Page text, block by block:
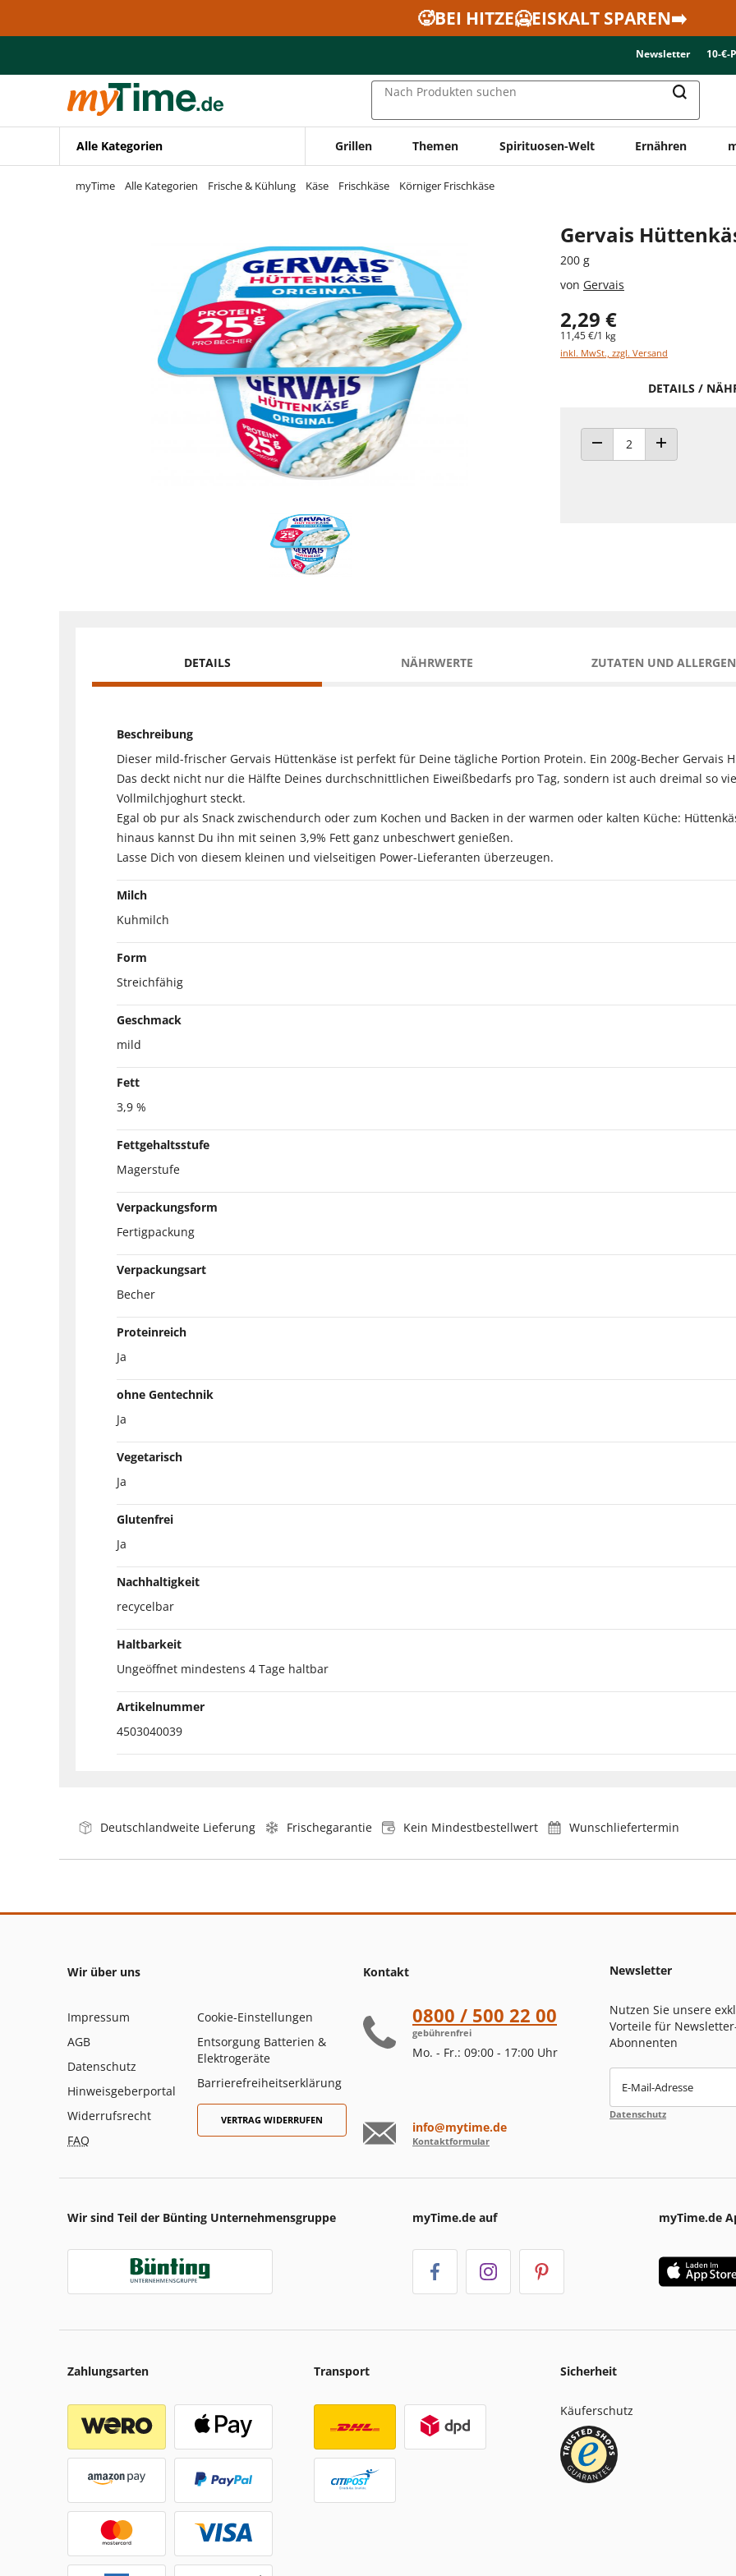
Zur Navigation springen
🥵BEI HITZE🥶EISKALT SPAREN➡️
Newsletter 10-€-
Nach Produkten suchen
Alle Kategorien Grillen Themen Spirituosen-Welt Ernähren
myTime Alle Kategorien Frische & Kühlung Käse Frischkäse Körniger Frischkäse
Gervais
200 g
von Gervais
2,29 €
11,45 €/1 kg
inkl. MwSt., zzgl. Versand
DETAILS /
ANZAHL VERRINGERN
ANZAHL
DETAILS NÄHRWERTE ZUTATEN UND
Beschreibung
Dieser mild-frischer Gervais Hüttenkäse ist perfekt für Deine tägliche Portion Protein. Ein 200g-Becher Gervais
Das deckt nicht nur die Hälfte Deines durchschnittlichen Eiweißbedarfs pro Tag, sondern ist auch dreimal so
Vollmilchjoghurt steckt.
Egal ob pur als Snack zwischendurch oder zum Kochen und Backen in der warmen oder kalten Küche:
hinaus kannst Du ihn mit seinen 3,9% Fett ganz unbeschwert genießen.
Lasse Dich von diesem kleinen und vielseitigen Power-Lieferanten überzeugen.
Milch
Kuhmilch
Form
Streichfähig
Geschmack
mild
Fett
3,9 %
Fettgehaltsstufe
Magerstufe
Verpackungsform
Fertigpackung
Verpackungsart
Becher
Proteinreich
Ja
ohne Gentechnik
Ja
Vegetarisch
Ja
Glutenfrei
Ja
Nachhaltigkeit
recycelbar
Haltbarkeit
Ungeöffnet mindestens 4 Tage haltbar
Artikelnummer
4503040039
Deutschlandweite Lieferung Frischegarantie Kein Mindestbestellwert Wunschliefertermin
Wir über uns
Impressum
AGB
Datenschutz
Hinweisgeberportal
Widerrufsrecht
FAQ
Cookie-Einstellungen
Entsorgung Batterien &
Elektrogeräte
Barrierefreiheitserklärung
VERTRAG WIDERRUFEN
Kontakt
0800 / 500 22 00
gebührenfrei
Mo. - Fr.: 09:00 - 17:00 Uhr
info@mytime.de
Kontaktformular
Newsletter
Nutzen Sie unsere
Vorteile für
Abonnenten
E-Mail-Adresse
Datenschutz
Wir sind Teil der Bünting Unternehmensgruppe myTime.de auf myTime.de
Zahlungsarten Transport Sicherheit
Käuferschutz